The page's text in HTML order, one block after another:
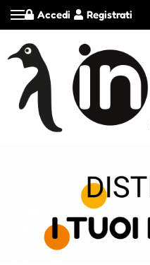
Registrati
Accedi